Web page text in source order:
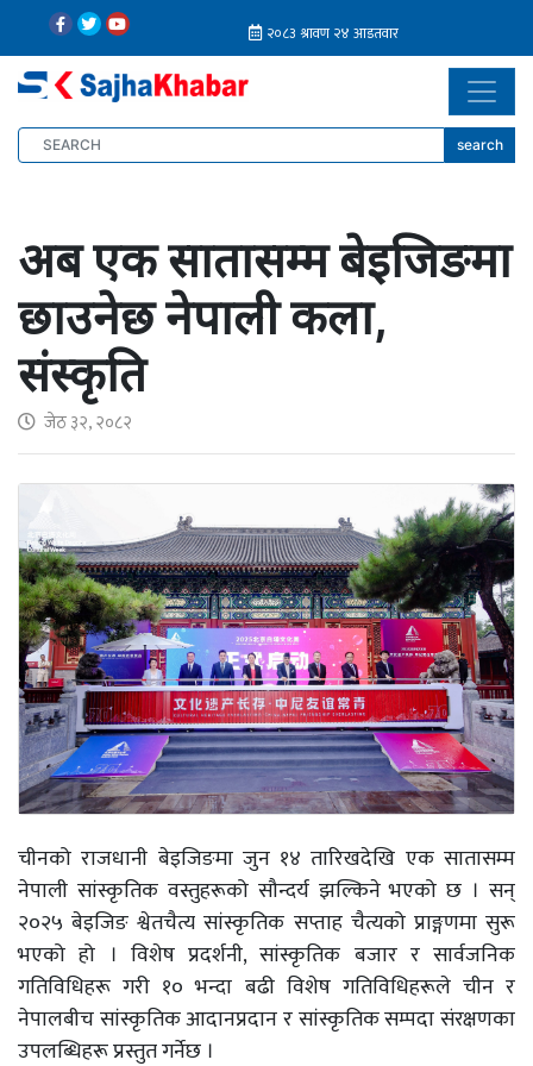
search
अब एक सातासम्म बेइजिङमा
छाउनेछ नेपाली कला,
संस्कृति
जेठ ३२, २०८२
चीनको राजधानी बेइजिङमा जुन १४ तारिखदेखि एक सातासम्म
नेपाली सांस्कृतिक वस्तुहरूको सौन्दर्य झल्किने भएको छ । सन्
२०२५ बेइजिङ श्वेतचैत्य सांस्कृतिक सप्ताह चैत्यको प्राङ्गणमा सुरू
भएको हो । विशेष प्रदर्शनी, सांस्कृतिक बजार र सार्वजनिक
गतिविधिहरू गरी १० भन्दा बढी विशेष गतिविधिहरूले चीन र
नेपालबीच सांस्कृतिक आदानप्रदान र सांस्कृतिक सम्पदा संरक्षणका
उपलब्धिहरू प्रस्तुत गर्नेछ ।